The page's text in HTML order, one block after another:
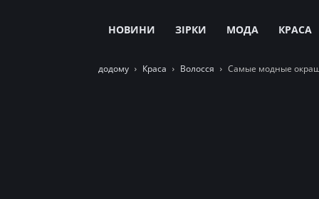
НОВИНИ ЗІРКИ МОДА КРАСА
додому Краса Волосся Самые модные